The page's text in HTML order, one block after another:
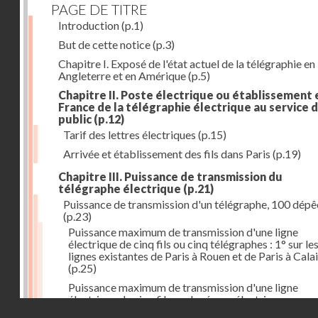
PAGE DE TITRE
Introduction(p.1)
But de cette notice(p.3)
Chapitre I. Exposé de l'état actuel de la télégraphie en
Angleterre et en Amérique(p.5)
Chapitre II. Poste électrique ou établissement
France de la télégraphie électrique au service
public (p.12)
Tarif des lettres électriques (p.15)
Arrivée et établissement des fils dans Paris (p.19)
Chapitre III. Puissance de transmission du
télégraphe électrique (p.21)
Puissance de transmission d'un télégraphe, 100
(p.23)
Puissance maximum de transmission d'une ligne
électrique de cinq fils ou cinq télégraphes : 1° sur
lignes existantes de Paris à Rouen et de Paris à
(p.25)
Puissance maximum de transmission d'une ligne
électrique de cinq fils sur le réseau électrique,